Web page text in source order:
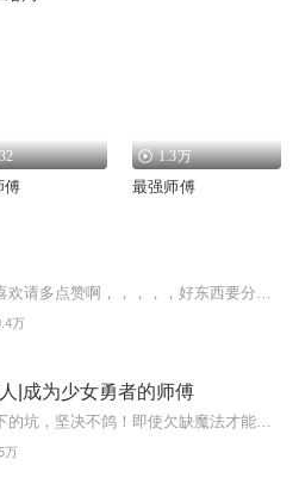
傅
1.3万
最强师傅
万
|成为少女勇者的师傅
万